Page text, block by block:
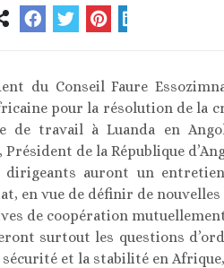
du Conseil Faure
pour la résolution de la
de travail à Luanda en
Président de la République
dirigeants auront un
en vue de définir de nouvelles
de coopération
surtout les questions
sécurité et la stabilité en